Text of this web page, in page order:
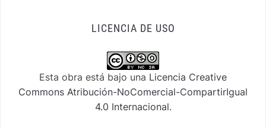
LICENCIA DE USO
Esta obra está bajo una Licencia Creative
Commons Atribución-NoComercial-CompartirIgual
4.0 Internacional.